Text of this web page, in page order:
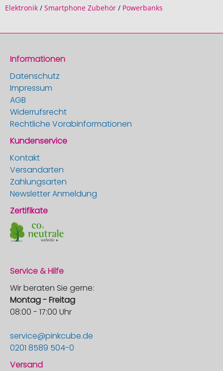
Elektronik / Smartphone Zubehör / Powerbanks
Informationen
Datenschutz
Impressum
AGB
Widerrufsrecht
Rechtliche Vorabinformationen
Kundenservice
Kontakt
Versandarten
Zahlungsarten
Newsletter Anmeldung
Zertifikate
Service & Hilfe
Wir beraten Sie gerne:
Montag - Freitag
08:00 - 17:00 Uhr
service@pinkcube.de
0201 8589 504-0
Versand